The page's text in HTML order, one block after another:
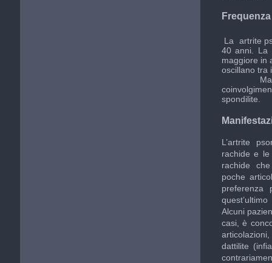
La artrite
40 anni. La
maggiore in
oscillano tra
Maschi e
spondilite.
L’artrite
rachide e
rachide che
poche
Alcuni
casi, è
dattilite